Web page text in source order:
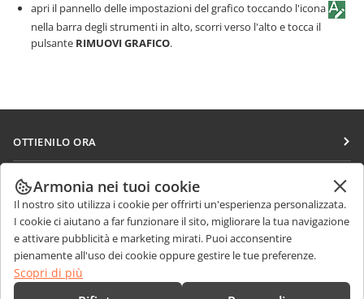
apri il pannello delle impostazioni del grafico toccando l'icona
nella barra degli strumenti in alto, scorri verso l'alto e tocca il
pulsante RIMUOVI GRAFICO.
OTTIENILO ORA
Docs
DocSpace
Workspace
Connettori
App desktop
COLLABORA
Per i contributori
Per i traduttori
Per gli influencer
Offerte di lavoro
RICEVI NOTIZIE
Blog
RICEVI AIUTO
Forum
Armonia nei tuoi cookie
Il nostro sito utilizza i cookie per offrirti un'esperienza personalizzata.
I cookie ci aiutano a far funzionare il sito, migliorare la tua navigazione
e attivare pubblicità e marketing mirati. Puoi acconsentire
pienamente all'uso dei cookie oppure gestire le tue preferenze.
Scopri di più